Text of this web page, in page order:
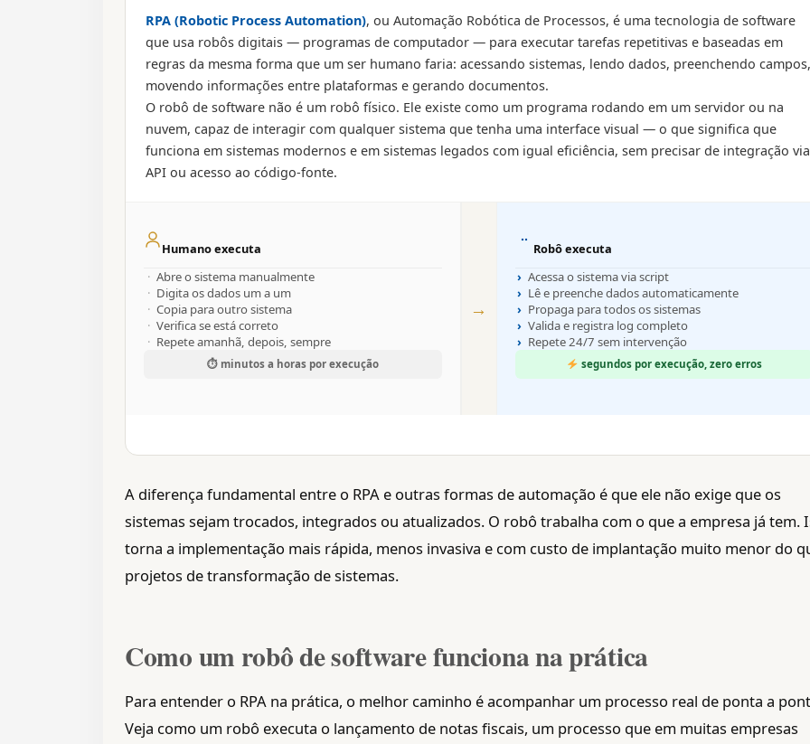
RPA (Robotic Process Automation), ou Automação Robótica de Processos, é uma tecnologia de software
que usa robôs digitais — programas de computador — para executar tarefas repetitivas e baseadas em
regras da mesma forma que um ser humano faria: acessando sistemas, lendo dados, preenchendo campos,
movendo informações entre plataformas e gerando documentos.
O robô de software não é um robô físico. Ele existe como um programa rodando em um servidor ou na
nuvem, capaz de interagir com qualquer sistema que tenha uma interface visual — o que significa que
funciona em sistemas modernos e em sistemas legados com igual eficiência, sem precisar de integração via
API ou acesso ao código-fonte.
Humano executa
Abre o sistema manualmente
Digita os dados um a um
Copia para outro sistema
Verifica se está correto
Repete amanhã, depois, sempre
⏱ minutos a horas por execução
→
Robô executa
Acessa o sistema via script
Lê e preenche dados automaticamente
Propaga para todos os sistemas
Valida e registra log completo
Repete 24/7 sem intervenção
segundos por execução, zero erros
A diferença fundamental entre o RPA e outras formas de automação é que ele não exige que os
sistemas sejam trocados, integrados ou atualizados. O robô trabalha com o que a empresa já tem.
torna a implementação mais rápida, menos invasiva e com custo de implantação muito menor do
projetos de transformação de sistemas.
Como um robô de software funciona na prática
Para entender o RPA na prática, o melhor caminho é acompanhar um processo real de ponta a
Veja como um robô executa o lançamento de notas fiscais, um processo que em muitas empresas